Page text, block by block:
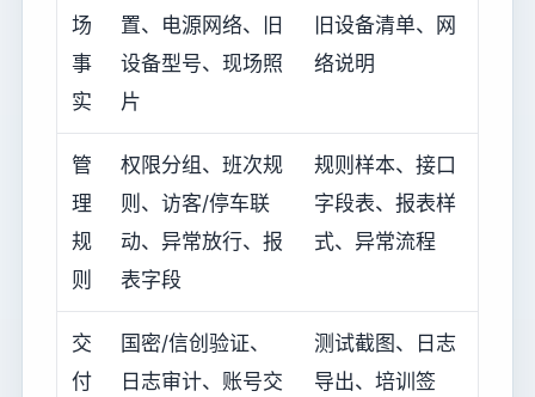
场
事
实
置、电源网络、旧
设备型号、现场照
片
旧设备清单、网
络说明
管
理
规
则
权限分组、班次规
则、访客/停车联
动、异常放行、报
表字段
规则样本、接口
字段表、报表样
式、异常流程
交
付
国密/信创验证、
日志审计、账号交
测试截图、日志
导出、培训签